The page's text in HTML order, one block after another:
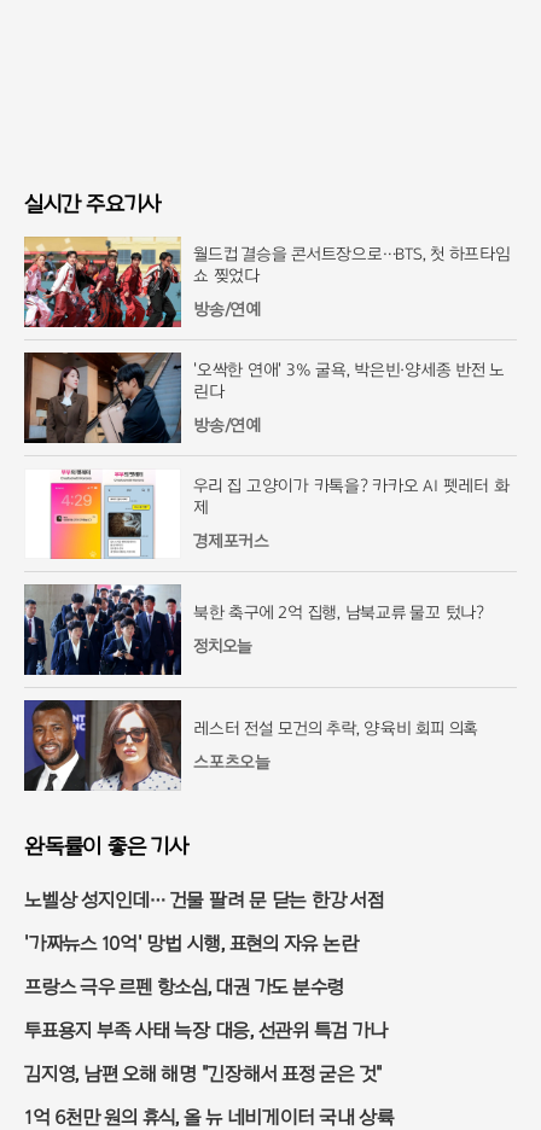
실시간 주요기사
월드컵 결승을 콘서트장으로…BTS, 첫 하프타임
쇼 찢었다
방송/연예
'오싹한 연애' 3% 굴욕, 박은빈·양세종 반전 노
린다
방송/연예
우리 집 고양이가 카톡을? 카카오 AI 펫레터 화
제
경제포커스
북한 축구에 2억 집행, 남북교류 물꼬 텄나?
정치오늘
레스터 전설 모건의 추락, 양육비 회피 의혹
스포츠오늘
완독률이 좋은 기사
노벨상 성지인데… 건물 팔려 문 닫는 한강 서점
'가짜뉴스 10억' 망법 시행, 표현의 자유 논란
프랑스 극우 르펜 항소심, 대권 가도 분수령
투표용지 부족 사태 늑장 대응, 선관위 특검 가나
김지영, 남편 오해 해명 "긴장해서 표정 굳은 것"
1억 6천만 원의 휴식, 올 뉴 네비게이터 국내 상륙